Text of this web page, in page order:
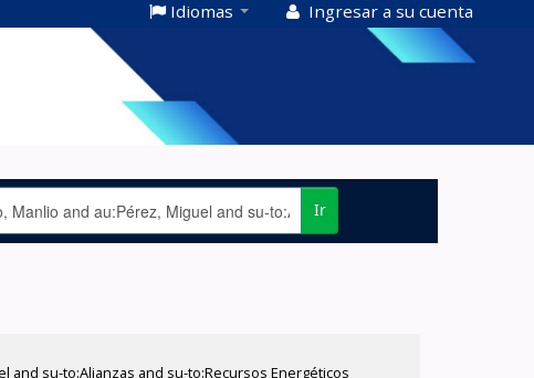
Idiomas Ingresar a su cuenta
Ir
and su-to:Alianzas and su-to:Recursos Energéticos